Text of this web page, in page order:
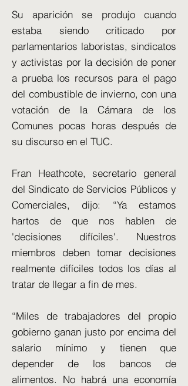
Su aparición se produjo cuando
estaba siendo criticado por
parlamentarios laboristas, sindicatos
y activistas por la decisión de poner
a prueba los recursos para el pago
del combustible de invierno, con una
votación de la Cámara de los
Comunes pocas horas después de
su discurso en el TUC.
Fran Heathcote, secretario general
del Sindicato de Servicios Públicos y
Comerciales, dijo: “Ya estamos
hartos de que nos hablen de
'decisiones difíciles'. Nuestros
miembros deben tomar decisiones
realmente difíciles todos los días al
tratar de llegar a fin de mes.
“Miles de trabajadores del propio
gobierno ganan justo por encima del
salario mínimo y tienen que
depender de los bancos de
alimentos. No habrá una economía